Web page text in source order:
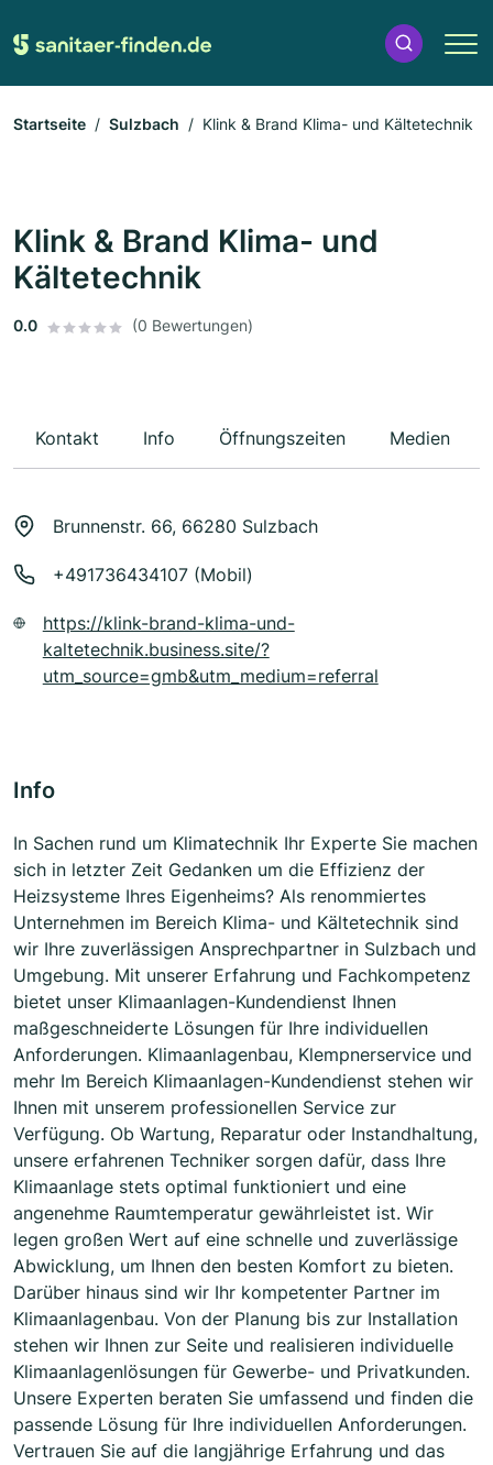
Startseite Sulzbach Klink & Brand Klima- und Kältetechnik
Klink & Brand Klima- und
Kältetechnik
0.0 (0 Bewertungen)
Kontakt Info Öffnungszeiten Medien
Brunnenstr. 66, 66280 Sulzbach
+491736434107 (Mobil)
https://klink-brand-klima-und-
kaltetechnik.business.site/?
utm_source=gmb&utm_medium=referral
Info
In Sachen rund um Klimatechnik Ihr Experte Sie machen
sich in letzter Zeit Gedanken um die Effizienz der
Heizsysteme Ihres Eigenheims? Als renommiertes
Unternehmen im Bereich Klima- und Kältetechnik sind
wir Ihre zuverlässigen Ansprechpartner in Sulzbach und
Umgebung. Mit unserer Erfahrung und Fachkompetenz
bietet unser Klimaanlagen-Kundendienst Ihnen
maßgeschneiderte Lösungen für Ihre individuellen
Anforderungen. Klimaanlagenbau, Klempnerservice und
mehr Im Bereich Klimaanlagen-Kundendienst stehen wir
Ihnen mit unserem professionellen Service zur
Verfügung. Ob Wartung, Reparatur oder Instandhaltung,
unsere erfahrenen Techniker sorgen dafür, dass Ihre
Klimaanlage stets optimal funktioniert und eine
angenehme Raumtemperatur gewährleistet ist. Wir
legen großen Wert auf eine schnelle und zuverlässige
Abwicklung, um Ihnen den besten Komfort zu bieten.
Darüber hinaus sind wir Ihr kompetenter Partner im
Klimaanlagenbau. Von der Planung bis zur Installation
stehen wir Ihnen zur Seite und realisieren individuelle
Klimaanlagenlösungen für Gewerbe- und Privatkunden.
Unsere Experten beraten Sie umfassend und finden die
passende Lösung für Ihre individuellen Anforderungen.
Vertrauen Sie auf die langjährige Erfahrung und das